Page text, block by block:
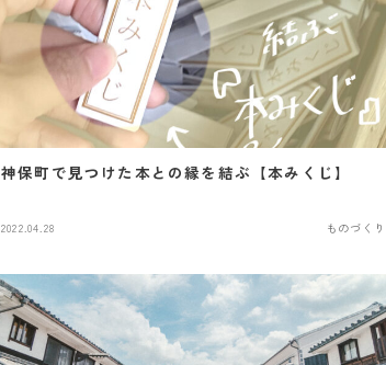
神保町で見つけた本との縁を結ぶ【本みくじ】
2022.04.28 ものづくり